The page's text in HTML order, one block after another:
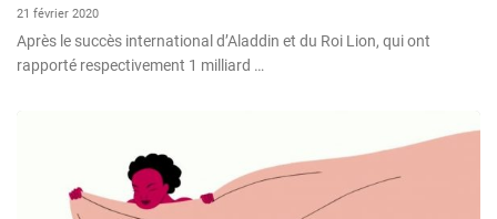
21 février 2020
Après le succès international d’Aladdin et du Roi Lion, qui ont
rapporté respectivement 1 milliard …